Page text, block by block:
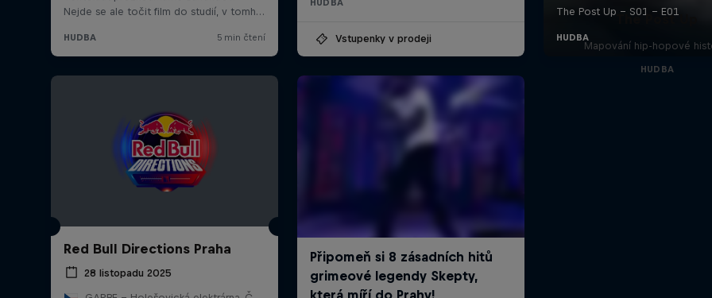
HUDBA
Vstupenky v prodeji
Red Bull Directions Praha
28 listopadu 2025
The Post Up
Mapování hip-hopové
HUDBA